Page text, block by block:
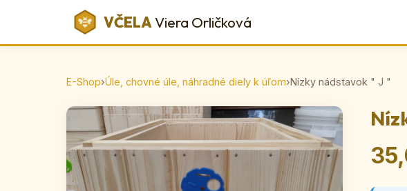
VČELAViera Orličková
E-Shop›Úle, chovné úle, náhradné diely k úľom›Nízky nádstavok " J "